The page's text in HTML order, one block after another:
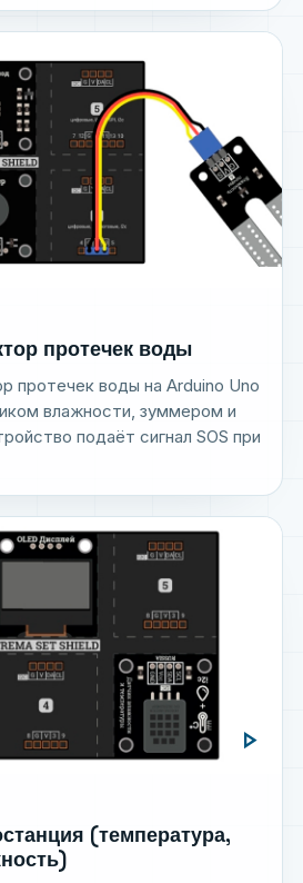
протечек воды
протечек воды на Arduino Uno
влажности, зуммером и
подаёт сигнал SOS при
play_arrow
(температура,